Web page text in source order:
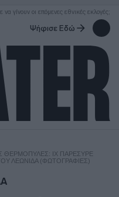
γίνουν οι επόμενες εθνικές εκλογές;
Ψήφισε Εδώ
ΘΕΡΜΟΠΎΛΕΣ: ΙΧ ΠΑΡΈΣΥΡΕ
ΛΕΩΝΊΔΑ (ΦΩΤΟΓΡΑΦΊΕΣ)